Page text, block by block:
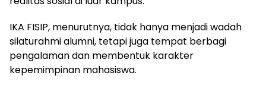
IKA FISIP, menurutnya, tidak hanya menjadi wadah
silaturahmi alumni, tetapi juga tempat berbagi
pengalaman dan membentuk karakter
kepemimpinan mahasiswa.